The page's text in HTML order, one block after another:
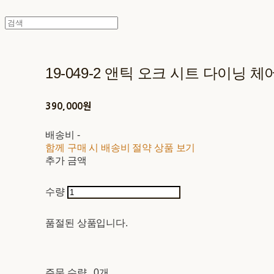
19-049-2 앤틱 오크 시트 다이닝 체
390,000원
배송비 -
함께 구매 시 배송비 절약 상품 보기
추가 금액
수량
품절된 상품입니다.